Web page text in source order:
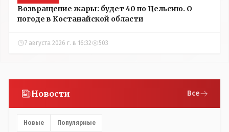
Возвращение жары: будет 40 по Цельсию. О
погоде в Костанайской области
7 августа 2026 г. в 16:32 503
Новости Все
Новые Популярные